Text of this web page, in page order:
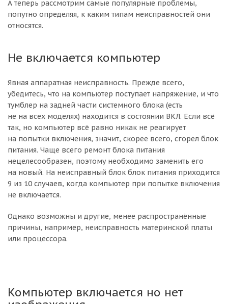
А теперь рассмотрим самые популярные проблемы,
попутно определяя, к каким типам неисправностей они
относятся.
Не включается компьютер
Явная аппаратная неисправность. Прежде всего,
убедитесь, что на компьютер поступает напряжение, и что
тумблер на задней части системного блока (есть
не на всех моделях) находится в состоянии ВКЛ. Если всё
так, но компьютер всё равно никак не реагирует
на попытки включения, значит, скорее всего, сгорел блок
питания. Чаще всего ремонт блока питания
нецелесообразен, поэтому необходимо заменить его
на новый. На неисправный блок блок питания приходится
9 из 10 случаев, когда компьютер при попытке включения
не включается.
Однако возможны и другие, менее распространённые
причины, например, неисправность материнской платы
или процессора.
Компьютер включается но нет